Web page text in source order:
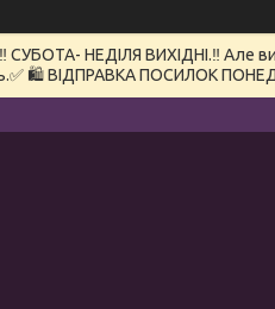
НЕДІЛЯ ВИХІДНІ.‼️ Але
🛍️ ВІДПРАВКА ПОСИЛОК